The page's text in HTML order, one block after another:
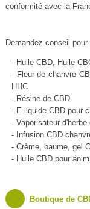
conformité avec la
Demandez conseil
- Huile CBD, Huile
- Fleur de chanvre
HHC
- Résine de CBD
- E liquide CBD pour
- Vaporisateur
- Infusion CBD
- Crème, baume, gel
- Huile CBD pour
Boutique de